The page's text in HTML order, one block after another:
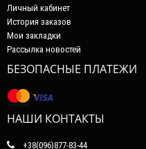
Личный кабинет
История заказов
Мои закладки
Рассылка новостей
БЕЗОПАСНЫЕ ПЛАТЕЖИ
НАШИ КОНТАКТЫ
+38(096)877-83-44